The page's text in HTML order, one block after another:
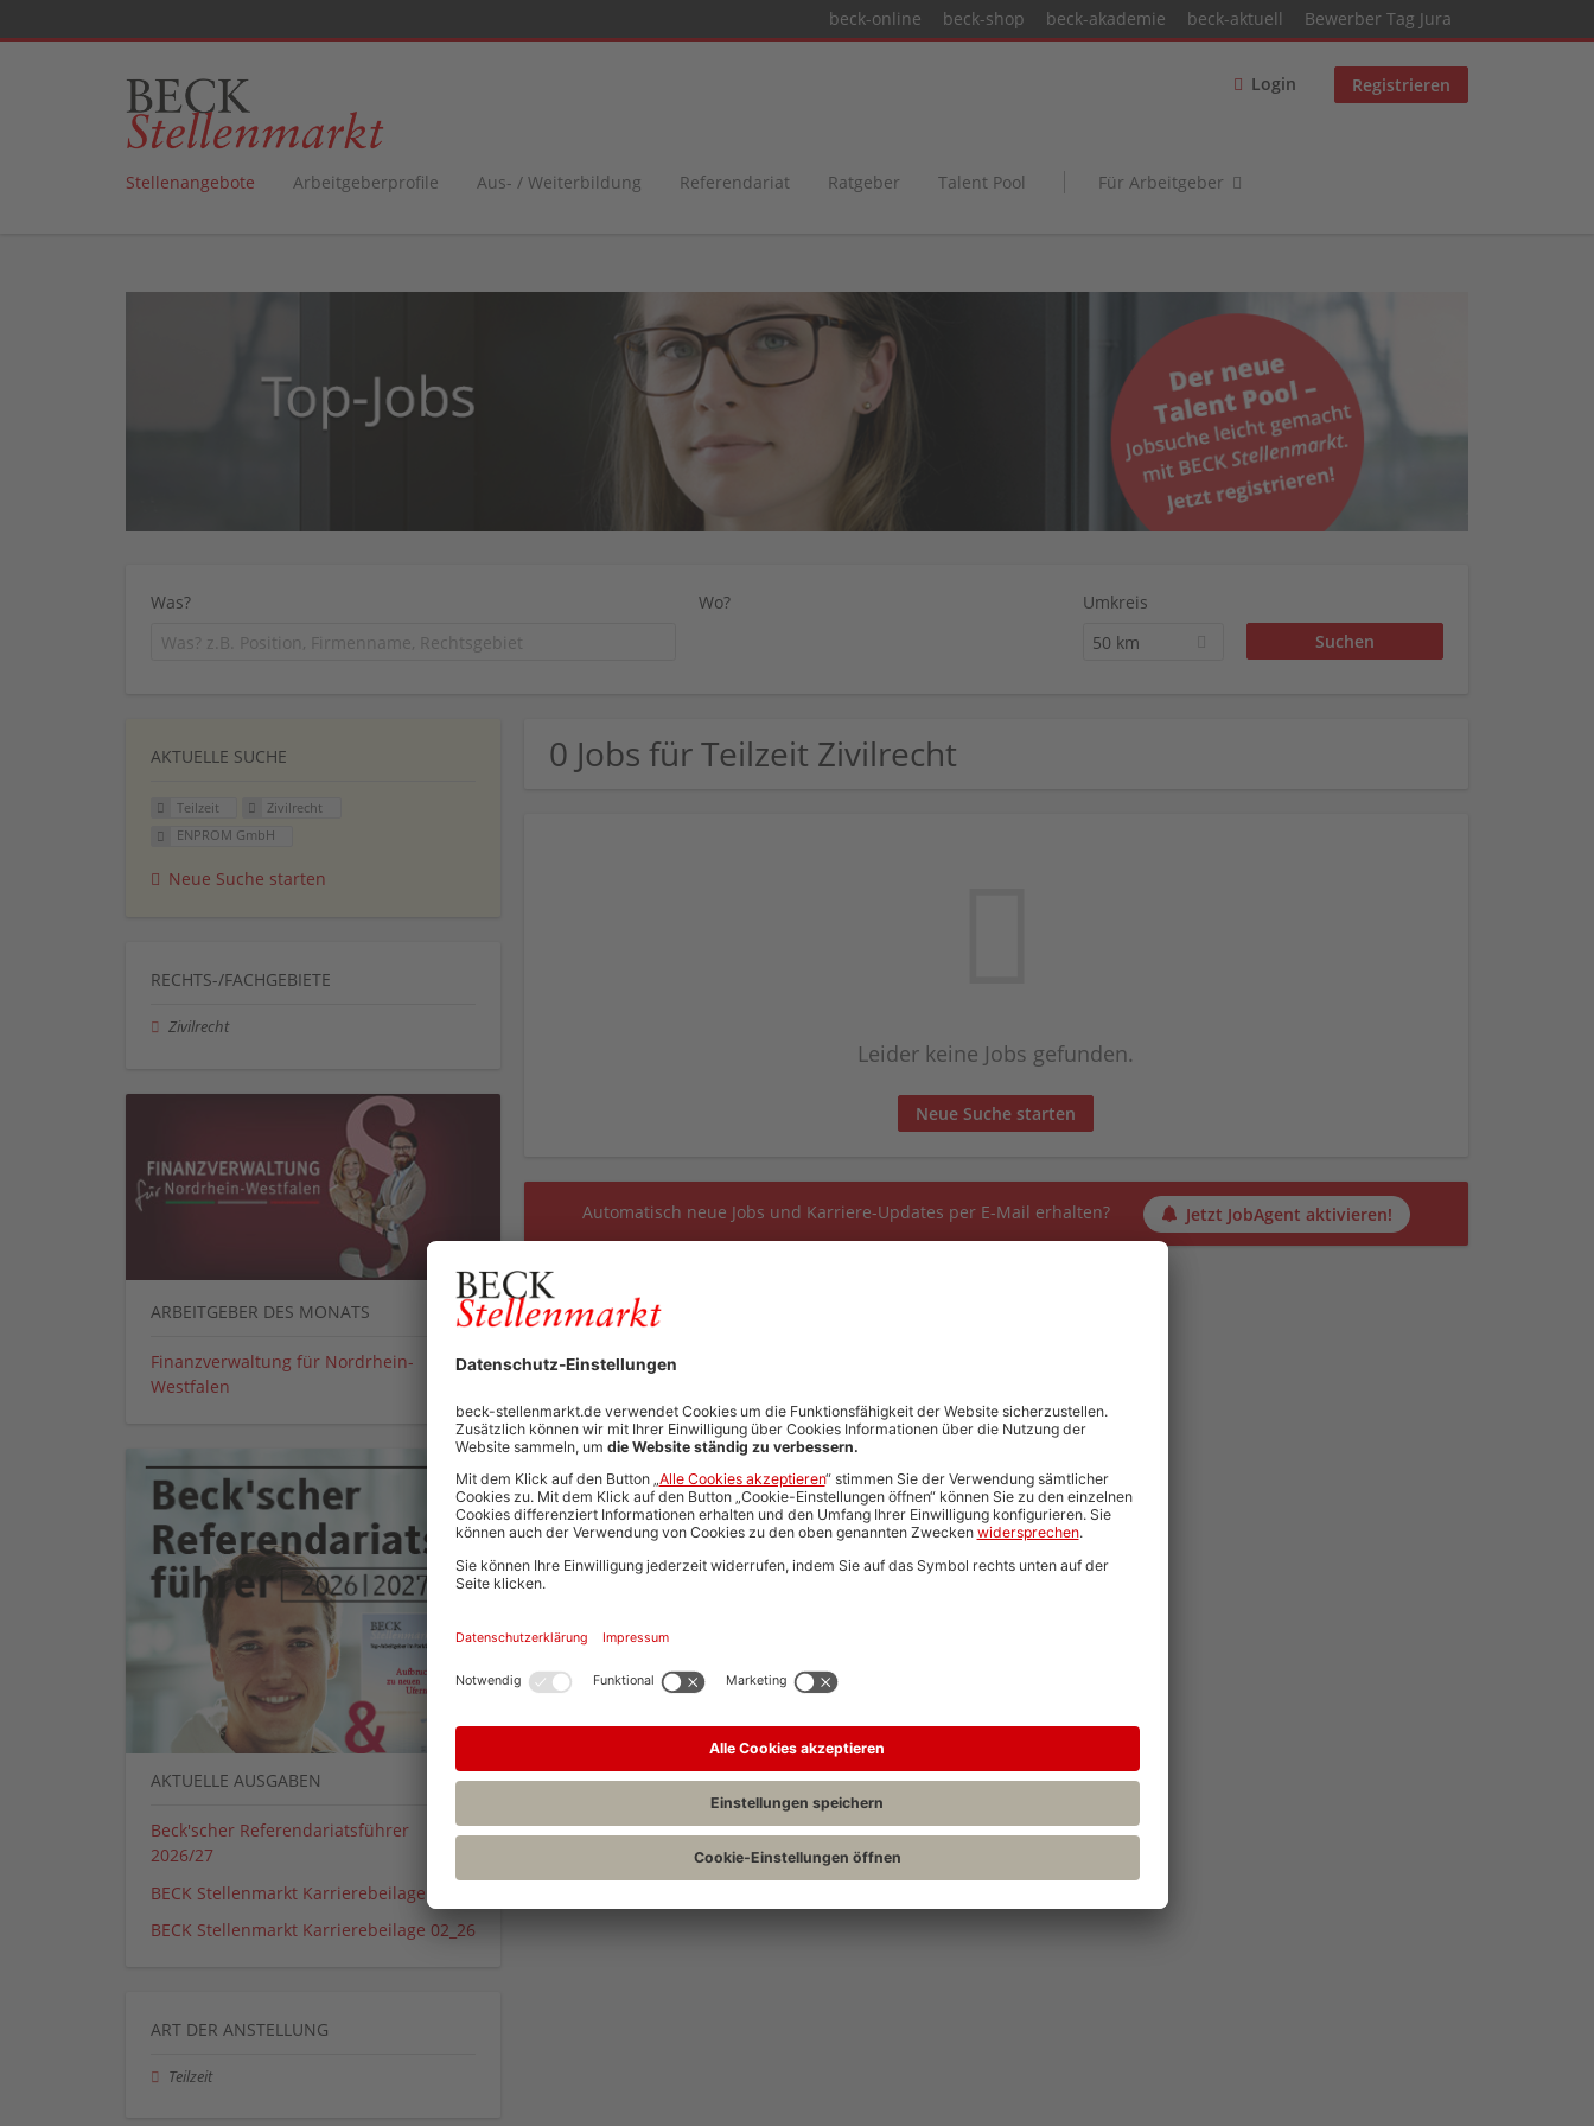
beck-online beck-shop beck-akademie beck-aktuell Bewerber Tag Jura
Login Registrieren
Stellenangebote Arbeitgeberprofile Aus- / Weiterbildung Referendariat Ratgeber Talent Pool Für Arbeitgeber
Was? Wo?
Umkreis
50 km
0 Jobs für Teilzeit Zivilrecht
Leider keine Jobs gefunden.
Neue Suche starten
Automatisch neue Jobs und Karriere-Updates per E-Mail erhalten? Jetzt JobAgent aktivieren!
AKTUELLE SUCHE
Teilzeit
Zivilrecht
ENPROM GmbH
Neue Suche starten
RECHTS-/FACHGEBIETE
Zivilrecht
ARBEITGEBER DES MONATS
Finanzverwaltung für Nordrhein-
Westfalen
AKTUELLE AUSGABEN
Beck'scher Referendariatsführer
2026/27
BECK Stellenmarkt Karrierebeilage 01_26
BECK Stellenmarkt Karrierebeilage 02_26
ART DER ANSTELLUNG
Teilzeit